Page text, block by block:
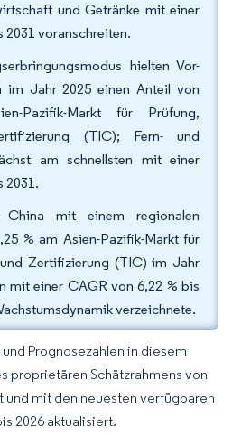
und Getränke mit einer
2031 voranschreiten.
hielten Vor-
im Jahr 2025 einen Anteil von
Pazifik-Markt für Prüfung,
(TIC); Fern- und
am schnellsten mit einer
2031.
mit einem regionalen
% am Asien-Pazifik-Markt für
Zertifizierung (TIC) im Jahr
mit einer CAGR von 6,22 % bis
verzeichnete.
Prognosezahlen in diesem
proprietären Schätzrahmens von
mit den neuesten verfügbaren
2026 aktualisiert.